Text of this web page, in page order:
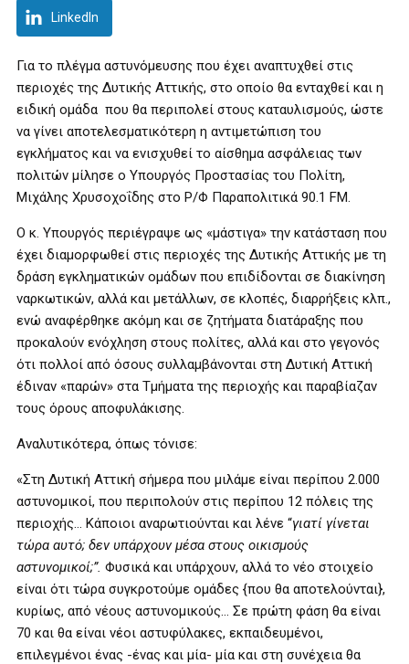
LinkedIn
Για το πλέγμα αστυνόμευσης που έχει αναπτυχθεί στις
περιοχές της Δυτικής Αττικής, στο οποίο θα ενταχθεί και η
ειδική ομάδα που θα περιπολεί στους καταυλισμούς, ώστε
να γίνει αποτελεσματικότερη η αντιμετώπιση του
εγκλήματος και να ενισχυθεί το αίσθημα ασφάλειας των
πολιτών μίλησε ο Υπουργός Προστασίας του Πολίτη,
Μιχάλης Χρυσοχοΐδης στο Ρ/Φ Παραπολιτικά 90.1 FM.
Ο κ. Υπουργός περιέγραψε ως «μάστιγα» την κατάσταση που
έχει διαμορφωθεί στις περιοχές της Δυτικής Αττικής με τη
δράση εγκληματικών ομάδων που επιδίδονται σε διακίνηση
ναρκωτικών, αλλά και μετάλλων, σε κλοπές, διαρρήξεις κλπ.,
ενώ αναφέρθηκε ακόμη και σε ζητήματα διατάραξης που
προκαλούν ενόχληση στους πολίτες, αλλά και στο γεγονός
ότι πολλοί από όσους συλλαμβάνονται στη Δυτική Αττική
έδιναν «παρών» στα Τμήματα της περιοχής και παραβίαζαν
τους όρους αποφυλάκισης.
Αναλυτικότερα, όπως τόνισε:
«Στη Δυτική Αττική σήμερα που μιλάμε είναι περίπου 2.000
αστυνομικοί, που περιπολούν στις περίπου 12 πόλεις της
περιοχής… Κάποιοι αναρωτιούνται και λένε “γιατί γίνεται
τώρα αυτό; δεν υπάρχουν μέσα στους οικισμούς
αστυνομικοί;”. Φυσικά και υπάρχουν, αλλά το νέο στοιχείο
είναι ότι τώρα συγκροτούμε ομάδες {που θα αποτελούνται},
κυρίως, από νέους αστυνομικούς… Σε πρώτη φάση θα είναι
70 και θα είναι νέοι αστυφύλακες, εκπαιδευμένοι,
επιλεγμένοι ένας -ένας και μία- μία και στη συνέχεια θα